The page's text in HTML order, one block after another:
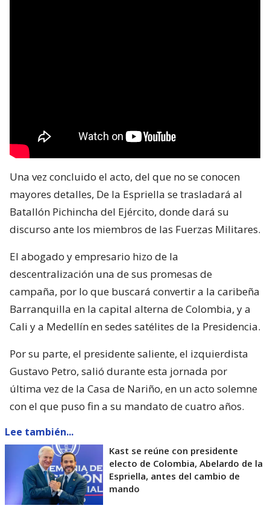
Una vez concluido el acto, del que no se conocen
mayores detalles, De la Espriella se trasladará al
Batallón Pichincha del Ejército, donde dará su
discurso ante los miembros de las Fuerzas Militares.
El abogado y empresario hizo de la
descentralización una de sus promesas de
campaña, por lo que buscará convertir a la caribeña
Barranquilla en la capital alterna de Colombia, y a
Cali y a Medellín en sedes satélites de la Presidencia.
Por su parte, el presidente saliente, el izquierdista
Gustavo Petro, salió durante esta jornada por
última vez de la Casa de Nariño, en un acto solemne
con el que puso fin a su mandato de cuatro años.
Lee también...
Kast se reúne con presidente
electo de Colombia, Abelardo de la
Espriella, antes del cambio de
mando